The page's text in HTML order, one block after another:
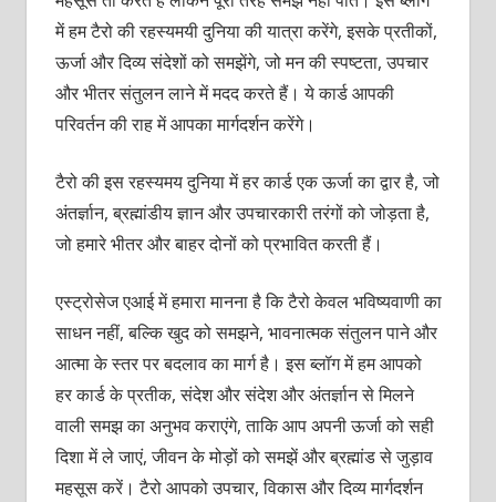
में हम टैरो की रहस्यमयी दुनिया की यात्रा करेंगे, इसके प्रतीकों,
ऊर्जा और दिव्य संदेशों को समझेंगे, जो मन की स्पष्टता, उपचार
और भीतर संतुलन लाने में मदद करते हैं। ये कार्ड आपकी
परिवर्तन की राह में आपका मार्गदर्शन करेंगे।
टैरो की इस रहस्यमय दुनिया में हर कार्ड एक ऊर्जा का द्वार है, जो
अंतर्ज्ञान, ब्रह्मांडीय ज्ञान और उपचारकारी तरंगों को जोड़ता है,
जो हमारे भीतर और बाहर दोनों को प्रभावित करती हैं।
एस्ट्रोसेज एआई में हमारा मानना है कि टैरो केवल भविष्यवाणी का
साधन नहीं, बल्कि खुद को समझने, भावनात्मक संतुलन पाने और
आत्मा के स्तर पर बदलाव का मार्ग है। इस ब्लॉग में हम आपको
हर कार्ड के प्रतीक, संदेश और संदेश और अंतर्ज्ञान से मिलने
वाली समझ का अनुभव कराएंगे, ताकि आप अपनी ऊर्जा को सही
दिशा में ले जाएं, जीवन के मोड़ों को समझें और ब्रह्मांड से जुड़ाव
महसूस करें। टैरो आपको उपचार, विकास और दिव्य मार्गदर्शन